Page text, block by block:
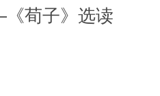
荀子》选读